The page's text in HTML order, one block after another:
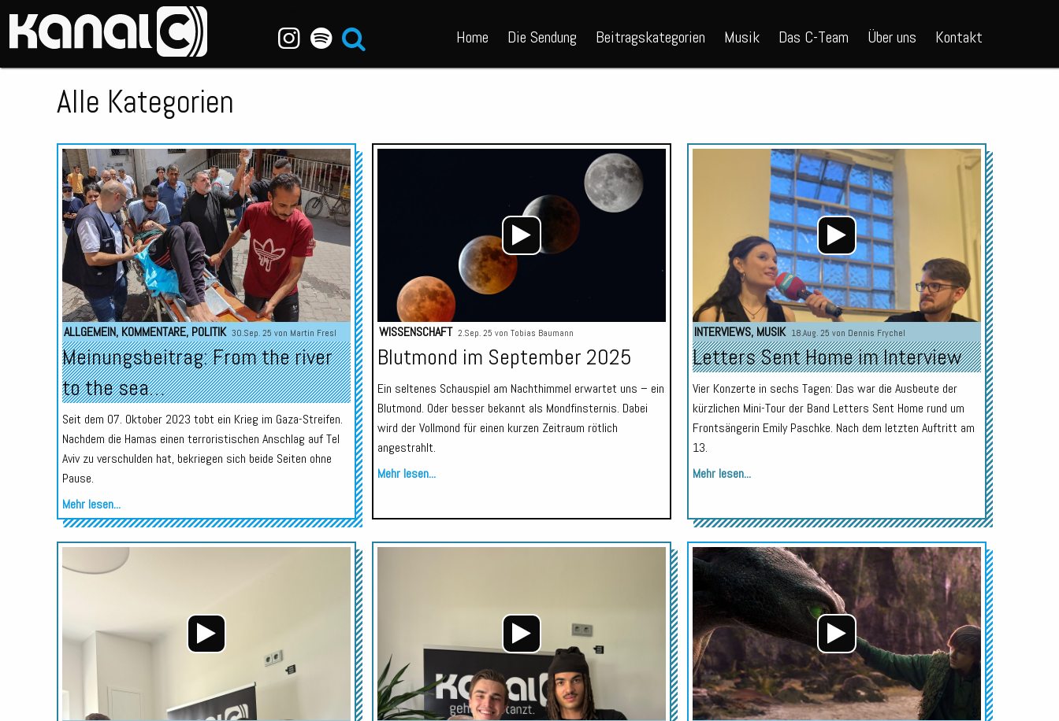
Home Die Sendung Beitragskategorien Musik Das C-Team Über uns Kontakt
Alle Kategorien
ALLGEMEIN, KOMMENTARE, POLITIK 30.Sep. 25 von Martin Fresl
Meinungsbeitrag: From the river
to the sea…
Seit dem 07. Oktober 2023 tobt ein Krieg im Gaza-Streifen.
Nachdem die Hamas einen terroristischen Anschlag auf Tel
Aviv zu verschulden hat, bekriegen sich beide Seiten ohne
Pause.
Mehr lesen...
WISSENSCHAFT 2.Sep. 25 von Tobias Baumann
Blutmond im September 2025
Ein seltenes Schauspiel am Nachthimmel erwartet uns – ein
Blutmond. Oder besser bekannt als Mondfinsternis. Dabei
wird der Vollmond für einen kurzen Zeitraum rötlich
angestrahlt.
Mehr lesen...
Audio-
Player
INTERVIEWS, MUSIK 18.Aug. 25 von Dennis Frychel
Letters Sent Home im Interview
Vier Konzerte in sechs Tagen: Das war die Ausbeute der
kürzlichen Mini-Tour der Band Letters Sent Home rund um
Frontsängerin Emily Paschke. Nach dem letzten Auftritt am
13.
Mehr lesen...
Audio-
Player
Audio-
Player
Audio-
Player